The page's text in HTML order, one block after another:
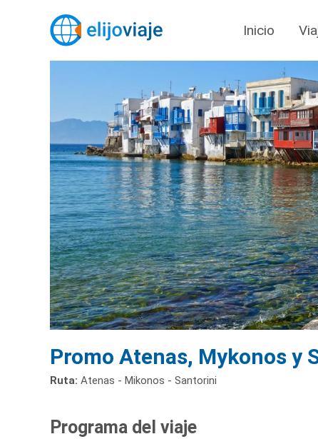
Inicio
Promo Atenas, Mykonos y
Ruta: Atenas - Mikonos - Santorini
Programa del viaje